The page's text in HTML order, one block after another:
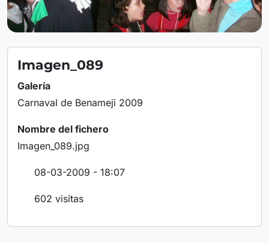
Imagen_089
Galería
Carnaval de Benameji 2009
Nombre del fichero
Imagen_089.jpg
08-03-2009 - 18:07
602 visitas